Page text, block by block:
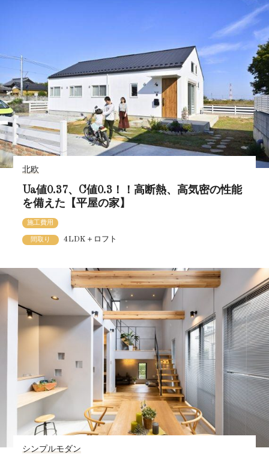
北欧
Ua値0.37、C値0.3！！高断熱、高気密の性能
を備えた【平屋の家】
施工費用
間取り 4LDK＋ロフト
シンプルモダン